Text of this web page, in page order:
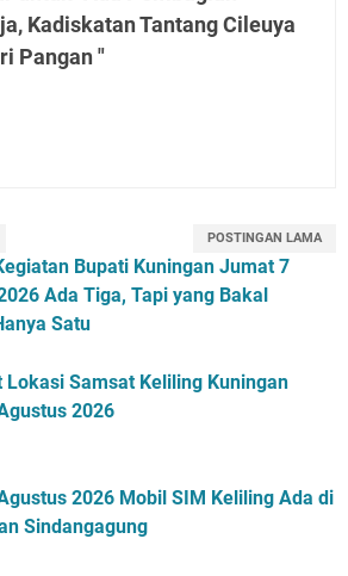
Kadiskatan Tantang Cileuya
Pangan "
POSTINGAN LAMA
Bupati Kuningan Jumat 7
Ada Tiga, Tapi yang Bakal
Satu
Lokasi Samsat Keliling Kuningan
2026
2026 Mobil SIM Keliling Ada di
Sindangagung